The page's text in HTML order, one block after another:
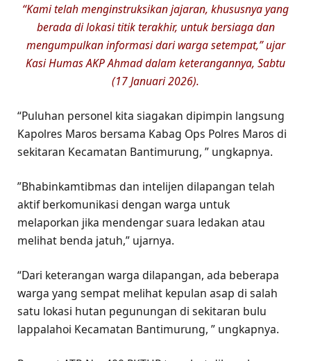
“Kami telah menginstruksikan jajaran, khususnya yang
berada di lokasi titik terakhir, untuk bersiaga dan
mengumpulkan informasi dari warga setempat,” ujar
Kasi Humas AKP Ahmad dalam keterangannya, Sabtu
(17 Januari 2026).
“Puluhan personel kita siagakan dipimpin langsung
Kapolres Maros bersama Kabag Ops Polres Maros di
sekitaran Kecamatan Bantimurung, ” ungkapnya.
​”Bhabinkamtibmas dan intelijen dilapangan telah
aktif berkomunikasi dengan warga untuk
melaporkan jika mendengar suara ledakan atau
melihat benda jatuh,” ujarnya.
“Dari keterangan warga dilapangan, ada beberapa
warga yang sempat melihat kepulan asap di salah
satu lokasi hutan pegunungan di sekitaran bulu
lappalahoi Kecamatan Bantimurung, ” ungkapnya.